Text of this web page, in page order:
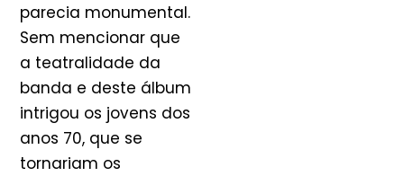
parecia monumental.
Sem mencionar que
a teatralidade da
banda e deste álbum
intrigou os jovens dos
anos 70, que se
tornariam os